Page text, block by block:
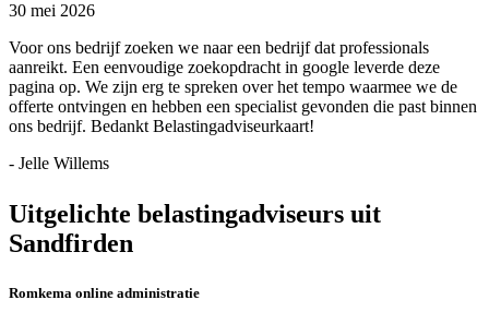
30 mei 2026
Voor ons bedrijf zoeken we naar een bedrijf dat professionals
aanreikt. Een eenvoudige zoekopdracht in google leverde deze
pagina op. We zijn erg te spreken over het tempo waarmee we de
offerte ontvingen en hebben een specialist gevonden die past binnen
ons bedrijf. Bedankt Belastingadviseurkaart!
- Jelle Willems
Uitgelichte belastingadviseurs uit
Sandfirden
Romkema online administratie